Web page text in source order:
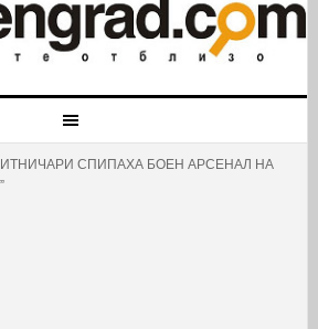
СПИПАХА БОЕН АРСЕНАЛ НА